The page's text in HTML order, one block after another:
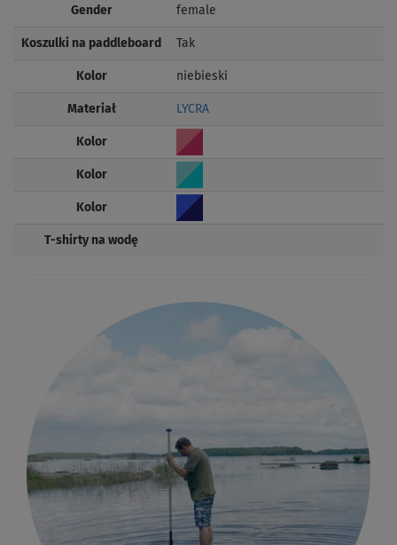
Gender female
Koszulki na paddleboard Tak
Kolor niebieski
Materiał LYCRA
Kolor
Kolor
Kolor
T-shirty na wodę